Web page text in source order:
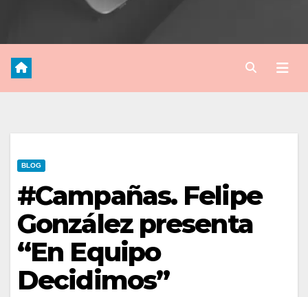
BLOG
#Campañas. Felipe
González presenta
“En Equipo
Decidimos”